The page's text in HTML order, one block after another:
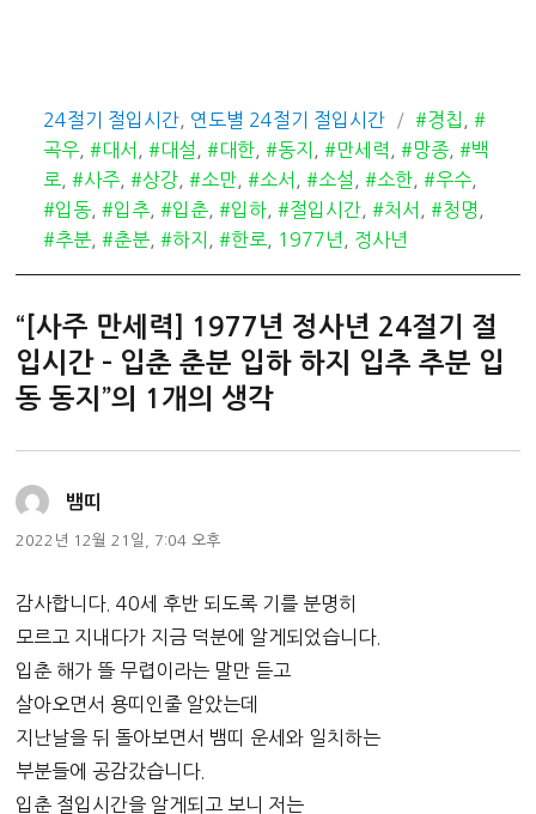
카
테
고
리
24절기 절입시간 연도별 24절기 절입시간
태
그
#경칩
#
곡우 ,#대서 ,#대설 ,#대한 ,#동지 ,#만세력 ,#망종 ,#백
로
,#사주 ,#상강 ,#소만 ,#소서 ,#소설 ,#소한 ,#우수
#입동 ,#입추 ,#입춘 ,#입하 ,#절입시간 ,#처서 ,#청명
#추분 ,#춘분 ,#하지 ,#한로 1977년 정사년
“[사주 만세력] 1977년 정사년 24절기 절
입시간 – 입춘 춘분 입하 하지 입추 추분 입
동 동지”의 1개의 생각
뱀띠
글:
2022년 12월 21일, 7:04 오후
감사합니다. 40세 후반 되도록 기를 분명히
모르고 지내다가 지금 덕분에 알게되었습니다.
입춘 해가 뜰 무렵이라는 말만 듣고
살아오면서 용띠인줄 알았는데
지난날을 뒤 돌아보면서 뱀띠 운세와 일치하는
부분들에 공감갔습니다.
입춘 절입시간을 알게되고 보니 저는